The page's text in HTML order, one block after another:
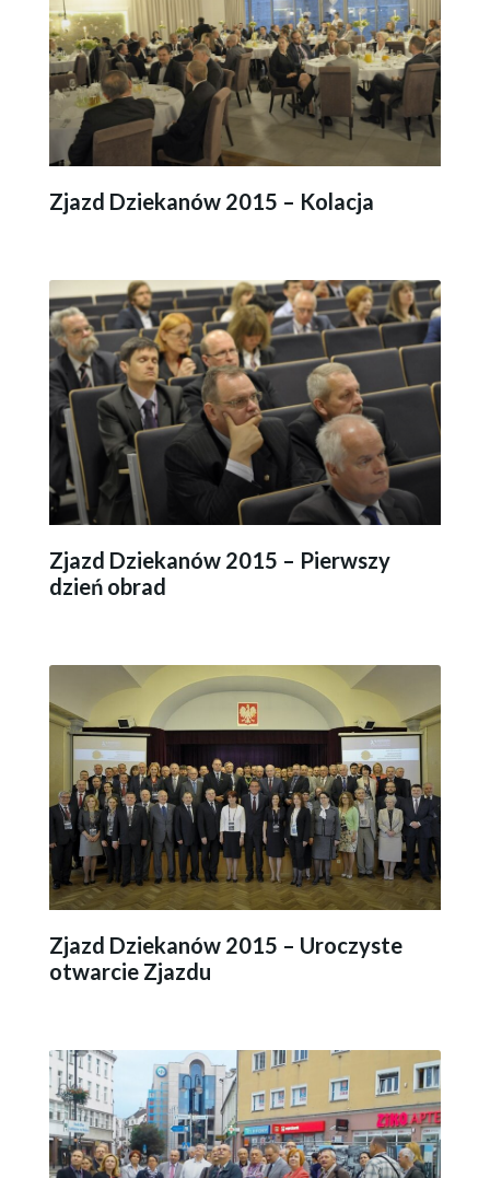
Zjazd Dziekanów 2015 – Kolacja
Zjazd Dziekanów 2015 – Pierwszy
dzień obrad
Zjazd Dziekanów 2015 – Uroczyste
otwarcie Zjazdu